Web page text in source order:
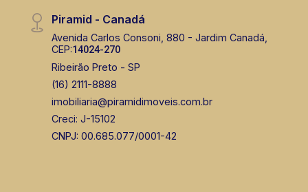
Piramid - Canadá
Avenida Carlos Consoni, 880 - Jardim Canadá,
CEP:14024-270
Ribeirão Preto - SP
(16) 2111-8888
imobiliaria@piramidimoveis.com.br
Creci: J-15102
CNPJ: 00.685.077/0001-42